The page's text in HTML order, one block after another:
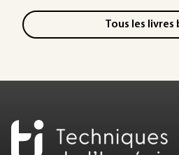
Tous les livres